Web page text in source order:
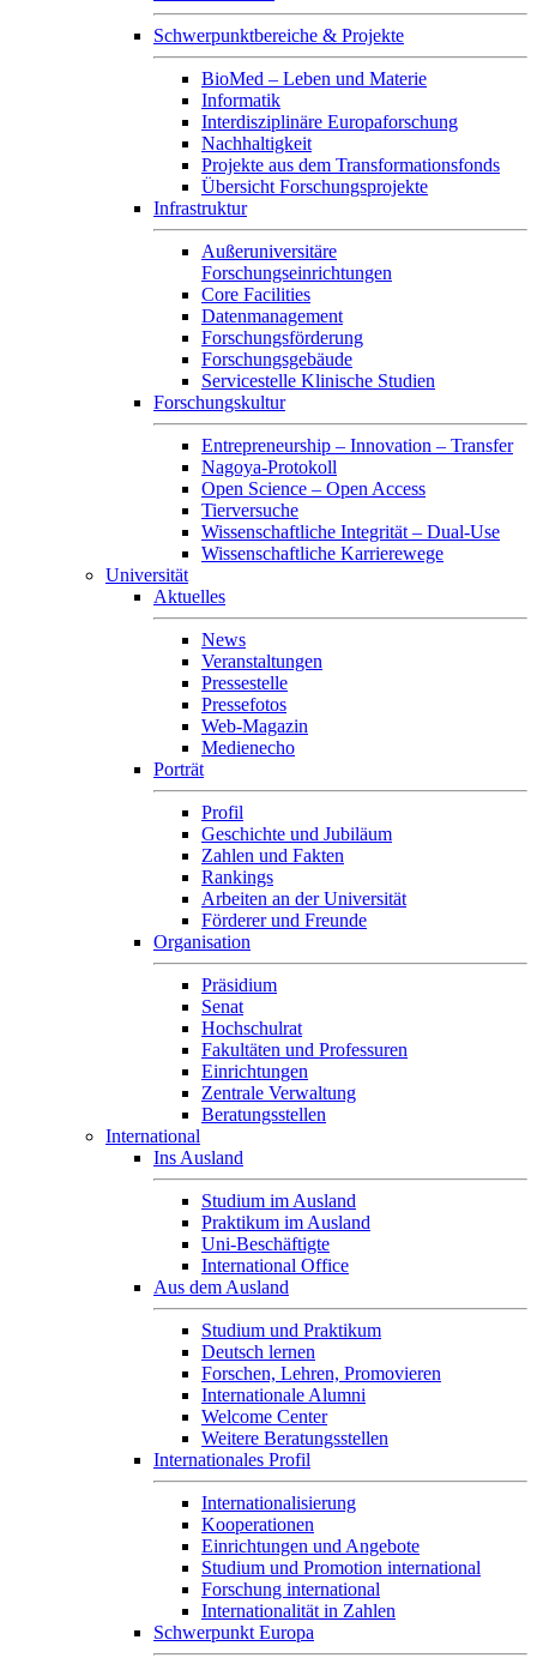
Schwerpunktbereiche & Projekte
BioMed – Leben und Materie
Informatik
Interdisziplinäre Europaforschung
Nachhaltigkeit
Projekte aus dem Transformationsfonds
Übersicht Forschungsprojekte
Infrastruktur
Außeruniversitäre
Forschungseinrichtungen
Core Facilities
Datenmanagement
Forschungsförderung
Forschungsgebäude
Servicestelle Klinische Studien
Forschungskultur
Entrepreneurship – Innovation – Transfer
Nagoya-Protokoll
Open Science – Open Access
Tierversuche
Wissenschaftliche Integrität – Dual-Use
Wissenschaftliche Karrierewege
Universität
Aktuelles
News
Veranstaltungen
Pressestelle
Pressefotos
Web-Magazin
Medienecho
Porträt
Profil
Geschichte und Jubiläum
Zahlen und Fakten
Rankings
Arbeiten an der Universität
Förderer und Freunde
Organisation
Präsidium
Senat
Hochschulrat
Fakultäten und Professuren
Einrichtungen
Zentrale Verwaltung
Beratungsstellen
International
Ins Ausland
Studium im Ausland
Praktikum im Ausland
Uni-Beschäftigte
International Office
Aus dem Ausland
Studium und Praktikum
Deutsch lernen
Forschen, Lehren, Promovieren
Internationale Alumni
Welcome Center
Weitere Beratungsstellen
Internationales Profil
Internationalisierung
Kooperationen
Einrichtungen und Angebote
Studium und Promotion international
Forschung international
Internationalität in Zahlen
Schwerpunkt Europa